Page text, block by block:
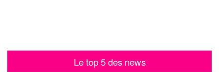
Le top 5 des news